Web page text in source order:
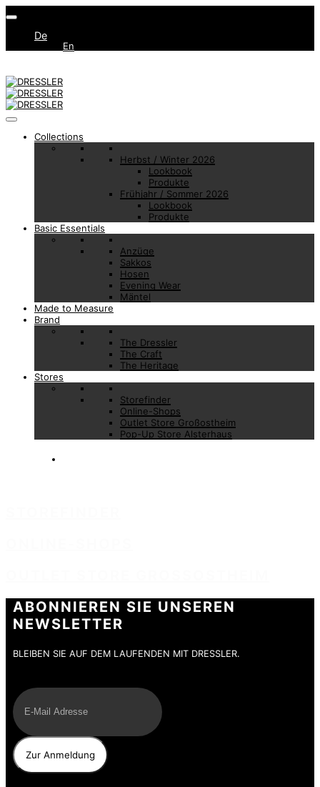
De
En
Collections
Herbst / Winter 2026
Lookbook
Produkte
Frühjahr / Sommer 2026
Lookbook
Produkte
Basic Essentials
Anzüge
Sakkos
Hosen
Evening Wear
Mäntel
Made to Measure
Brand
The Dressler
The Craft
The Heritage
Stores
Storefinder
Online-Shops
Outlet Store Großostheim
Pop-Up Store Alsterhaus
ABONNIEREN SIE UNSEREN
NEWSLETTER
BLEIBEN SIE AUF DEM LAUFENDEN MIT DRESSLER.